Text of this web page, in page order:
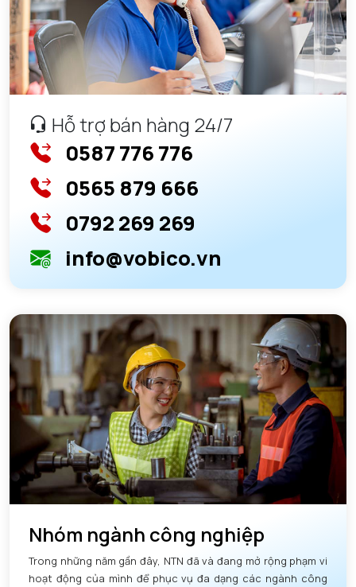
Hỗ trợ bán hàng 24/7
0587 776 776
0565 879 666
0792 269 269
info@vobico.vn
Nhóm ngành công nghiệp
Trong những năm gần đây, NTN đã và đang mở rộng phạm vi
hoạt động của mình để phục vụ đa dạng các ngành công